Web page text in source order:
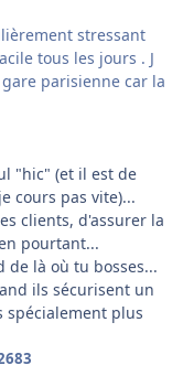
stressant
tous les jours . J
parisienne car la
"hic" (et il est de
cours pas vite)...
clients, d'assurer la
pourtant...
de là où tu bosses...
ils sécurisent un
spécialement plus